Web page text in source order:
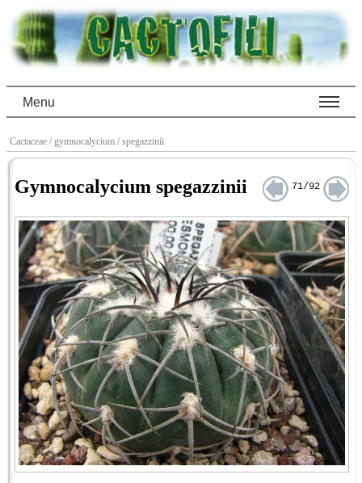
Menu
Cactaceae / gymnocalycium / spegazzinii
Gymnocalycium spegazzinii 71/92